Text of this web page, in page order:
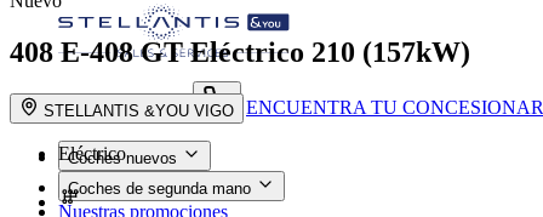
search button - icon ENCUENTRA TU
Coches nuevos
Coches de segunda mano
Nuestras promociones
408E-408 GT Eléctrico 210 (157kW)
STELLANTIS &YOU VIGO
Eléctrico